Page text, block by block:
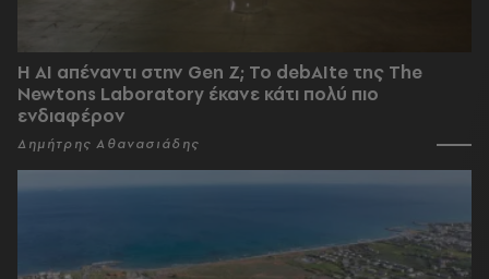
Η AI απέναντι στην Gen Z; Το debAIte της The
Newtons Laboratory έκανε κάτι πολύ πιο
ενδιαφέρον
Δημήτρης Αθανασιάδης